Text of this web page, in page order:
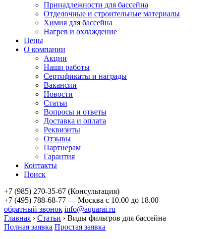
Принадлежности для бассейна
Отделочные и строительные материалы
Химия для бассейна
Нагрев и охлаждение
Цены
О компании
Акции
Наши работы
Сертификаты и награды
Вакансии
Новости
Статьи
Вопросы и ответы
Доставка и оплата
Реквизиты
Отзывы
Партнерам
Гарантия
Контакты
Поиск
+7 (985) 270-35-67 (Консультация)
+7 (495) 788-68-77 — Москва с 10.00 до 18.00
обратный звонок info@aquarai.ru
Главная › Статьи › Виды фильтров для бассейна
Полная заявка Простая заявка